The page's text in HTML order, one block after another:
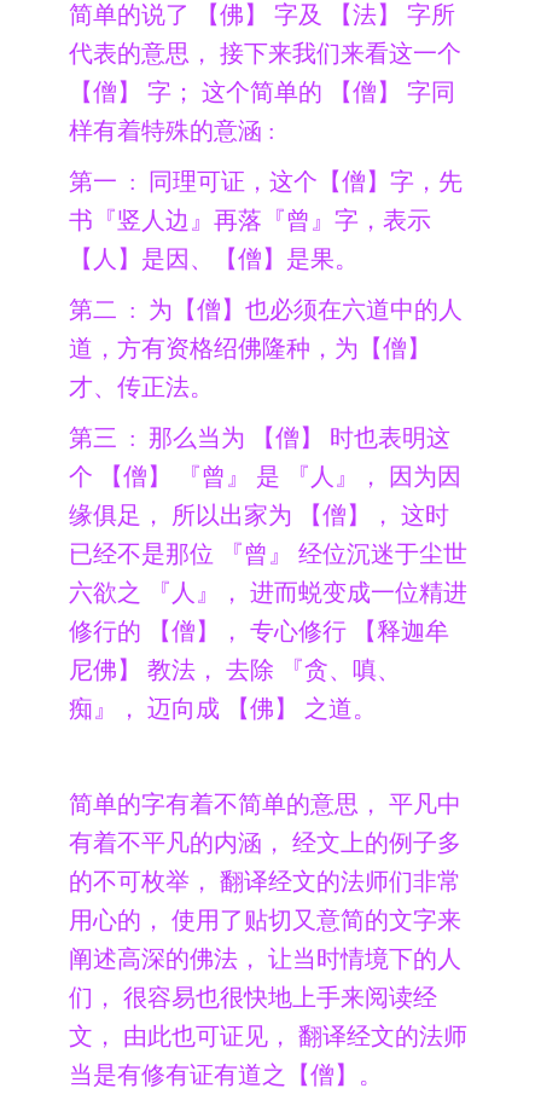
简单的说了 【佛】 字及 【法】 字所
代表的意思， 接下来我们来看这一个
【僧】 字； 这个简单的 【僧】 字同
样有着特殊的意涵 :
第一 : 同理可证，这个【僧】字，先
书『竖人边』再落『曾』字，表示
【人】是因、【僧】是果。
第二 : 为【僧】也必须在六道中的人
道，方有资格绍佛隆种，为【僧】
才、传正法。
第三 : 那么当为 【僧】 时也表明这
个 【僧】 『曾』 是 『人』， 因为因
缘俱足， 所以出家为 【僧】， 这时
已经不是那位 『曾』 经位沉迷于尘世
六欲之 『人』， 进而蜕变成一位精进
修行的 【僧】， 专心修行 【释迦牟
尼佛】 教法， 去除 『贪、嗔、
痴』， 迈向成 【佛】 之道。
简单的字有着不简单的意思， 平凡中
有着不平凡的内涵， 经文上的例子多
的不可枚举， 翻译经文的法师们非常
用心的， 使用了贴切又意简的文字来
阐述高深的佛法， 让当时情境下的人
们， 很容易也很快地上手来阅读经
文， 由此也可证见， 翻译经文的法师
当是有修有证有道之【僧】。